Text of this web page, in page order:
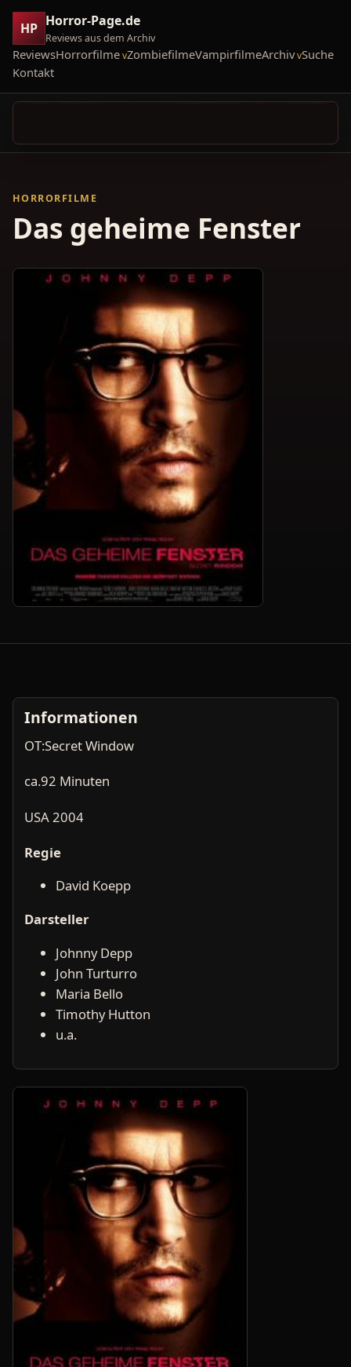
HP Horror-Page.de
Reviews aus dem Archiv
ReviewsHorrorfilme ZombiefilmeVampirfilmeArchiv Suche
Kontakt
HORRORFILME
Das geheime Fenster
Informationen
OT:Secret Window
ca.92 Minuten
USA 2004
Regie
David Koepp
Darsteller
Johnny Depp
John Turturro
Maria Bello
Timothy Hutton
u.a.